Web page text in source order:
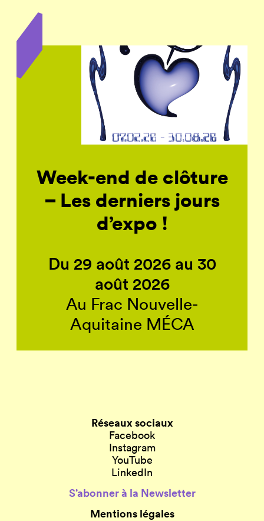
Week-end de clôture
– Les derniers jours
d’expo !
Du 29 août 2026 au 30
août 2026
Au Frac Nouvelle-
Aquitaine MÉCA
Réseaux sociaux
Facebook
Instagram
YouTube
LinkedIn
S’abonner à la Newsletter
Mentions légales